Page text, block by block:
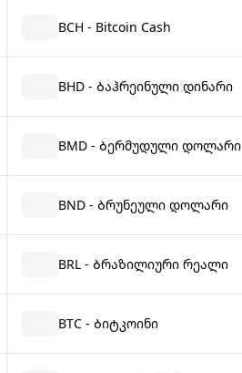
BCH - Bitcoin Cash
BHD - Ბაჰრეინული დინარი
BMD - Ბერმუდული დოლარი
BND - Ბრუნეული დოლარი
BRL - Ბრაზილიური რეალი
BTC - Ბიტკოინი